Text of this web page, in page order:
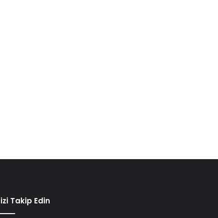
Takip Edin